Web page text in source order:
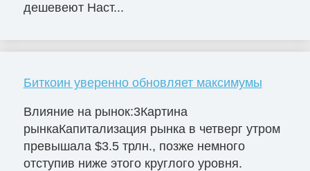
дешевеют Наст...
Биткоин уверенно обновляет максимумы
Влияние на рынок:3Картина
рынкаКапитализация рынка в четверг утром
превышала $3.5 трлн., позже немного
отступив ниже этого круглого уровня.